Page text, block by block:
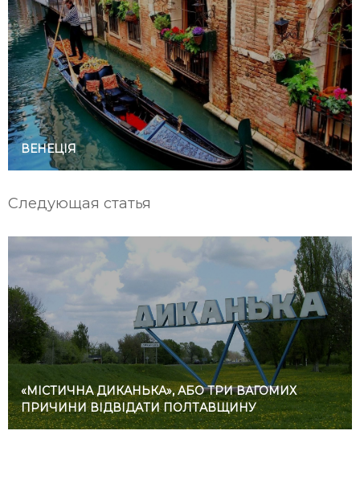
ВЕНЕЦІЯ
Следующая статья
«МІСТИЧНА ДИКАНЬКА», АБО ТРИ ВАГОМИХ
ПРИЧИНИ ВІДВІДАТИ ПОЛТАВЩИНУ